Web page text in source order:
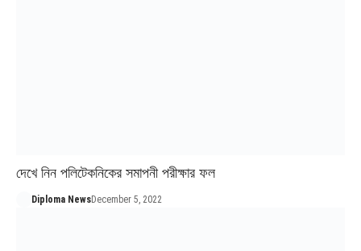
দেখে নিন পলিটেকনিকের সমাপনী পরীক্ষার ফল
Diploma NewsDecember 5, 2022